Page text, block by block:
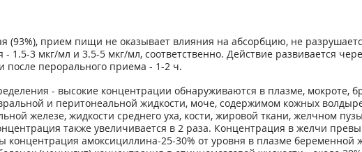
(93%), прием пищи не оказывает влияния на абсорбцию, не
1.5-3 мкг/мл и 3.5-5 мкг/мл, соответствен­но. Действие развивается
после перорального приема - 1-2 ч.
- высокие концентрации обнаруживаются в плазме, мокроте,
и перитонеальной жидкости, моче, содержимом кожных
железе, жидкости среднего уха, кости, жировой ткани, желчном
также увеличивается в 2 раза. Концентрация в желчи
концентрация амоксициллина-25-30% от уровня в плазме